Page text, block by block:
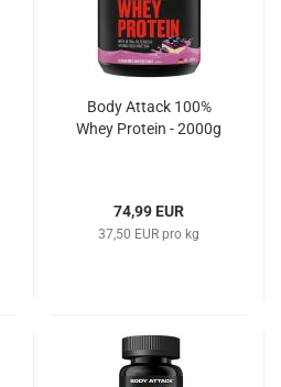
Body Attack 100%
Whey Protein - 2000g
74,99 EUR
37,50 EUR pro kg